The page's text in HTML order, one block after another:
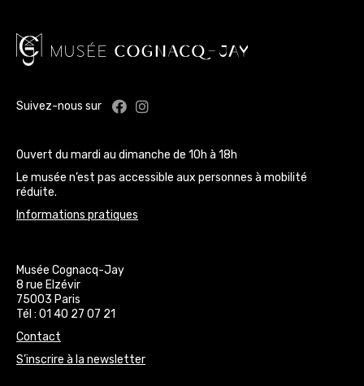
Suivez-nous sur Facebook : Musée Cognacq-Jay
Instagram : Musée Cognacq-
Ouvert du mardi au dimanche de 10h à 18h
Le musée n’est pas accessible aux personnes à mobilité
réduite.
Informations pratiques
Musée Cognacq-Jay
8 rue Elzévir
75003 Paris
Tél : 01 40 27 07 21
Contact
S’inscrire à la newsletter